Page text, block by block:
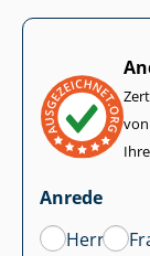
von
Anrede
Herr